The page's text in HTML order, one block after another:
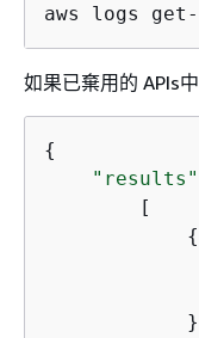
aws logs
如果已棄用的 APIs
{
"results"
        [
{